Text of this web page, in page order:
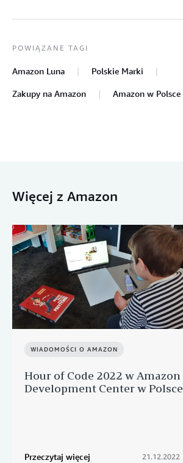
POWIĄZANE TAGI
Amazon Luna Polskie Marki
Zakupy na Amazon Amazon w Polsce
Więcej z Amazon
WIADOMOŚCI O AMAZON
Hour of Code 2022 w Amazon
Development Center w Polsce
Przeczytaj więcej 21.12.2022